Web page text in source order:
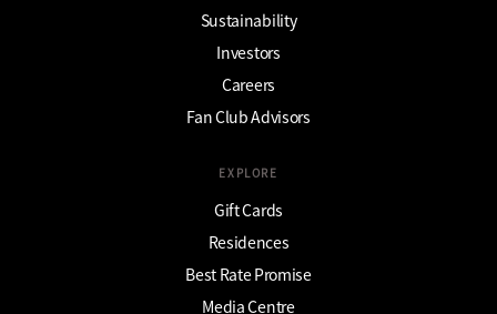
Sustainability
Investors
Careers
Fan Club Advisors
EXPLORE
Gift Cards
Residences
Best Rate Promise
Media Centre